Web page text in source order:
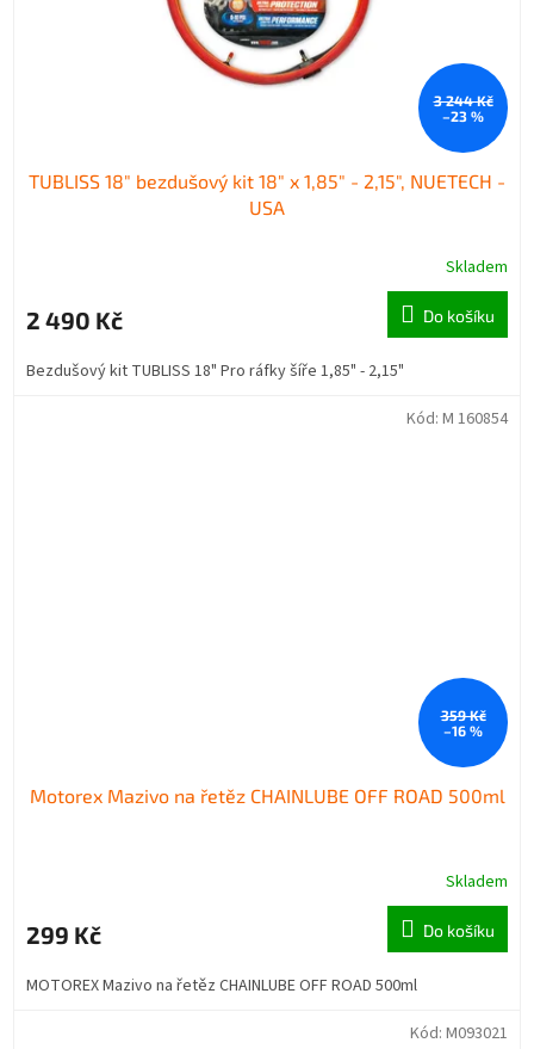
3 244 Kč
–23 %
TUBLISS 18" bezdušový kit 18" x 1,85" - 2,15", NUETECH -
USA
Skladem
2 490 Kč Do košíku
Bezdušový kit TUBLISS 18" Pro ráfky šíře 1,85" - 2,15"
359 Kč
–16 %
Motorex Mazivo na řetěz CHAINLUBE OFF ROAD 500ml
Skladem
299 Kč Do košíku
MOTOREX Mazivo na řetěz CHAINLUBE OFF ROAD 500ml
Kód: M 160854
Kód: M093021